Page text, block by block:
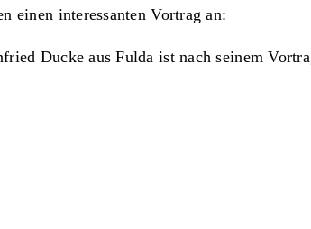
einen interessanten Vortrag an:
Ducke aus Fulda ist nach seinem